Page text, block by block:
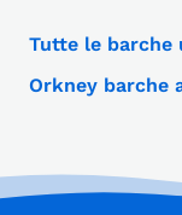
Tutte le barche
Orkney barche